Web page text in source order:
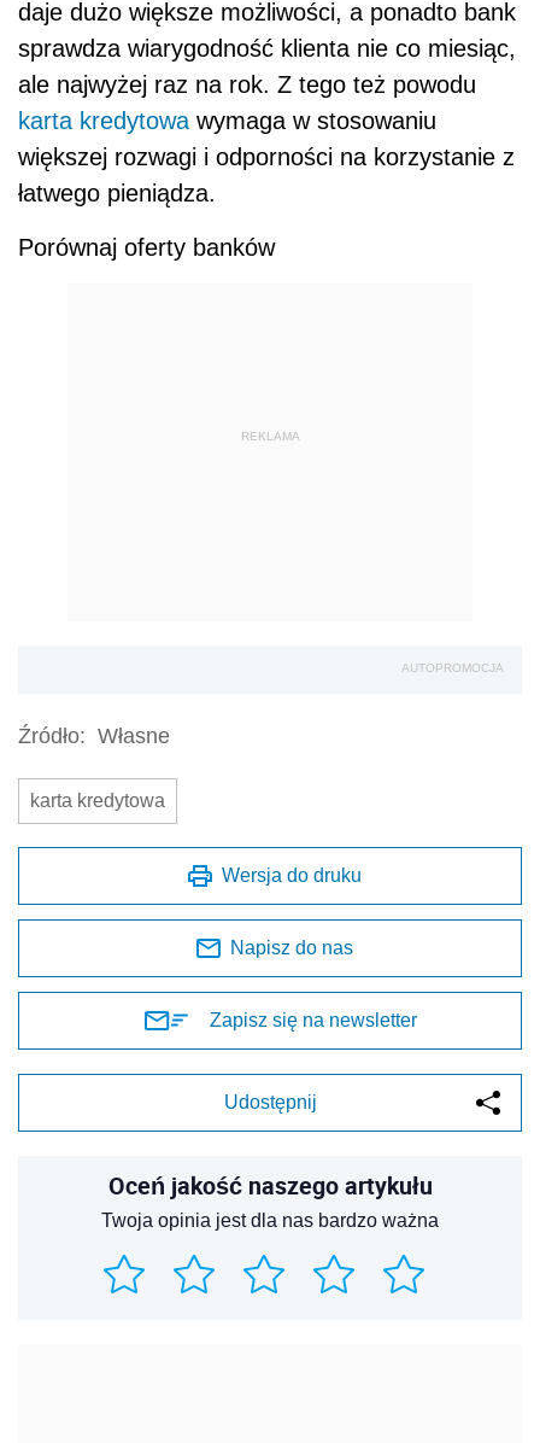
daje dużo większe możliwości, a ponadto bank
sprawdza wiarygodność klienta nie co miesiąc,
ale najwyżej raz na rok. Z tego też powodu
karta kredytowa wymaga w stosowaniu
większej rozwagi i odporności na korzystanie z
łatwego pieniądza.
Porównaj oferty banków
REKLAMA
AUTOPROMOCJA
Źródło: Własne
karta kredytowa
Wersja do druku
Napisz do nas
Zapisz się na newsletter
Udostępnij
Oceń jakość naszego artykułu
Twoja opinia jest dla nas bardzo ważna